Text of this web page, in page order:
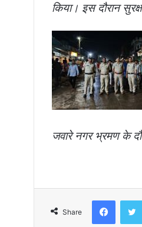
किया। इस दौरान
जवारे नगर भ्रमण के
Share